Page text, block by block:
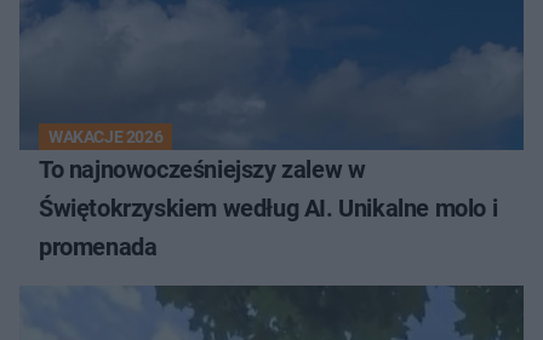
WAKACJE 2026
To najnowocześniejszy zalew w
Świętokrzyskiem według AI. Unikalne molo i
promenada